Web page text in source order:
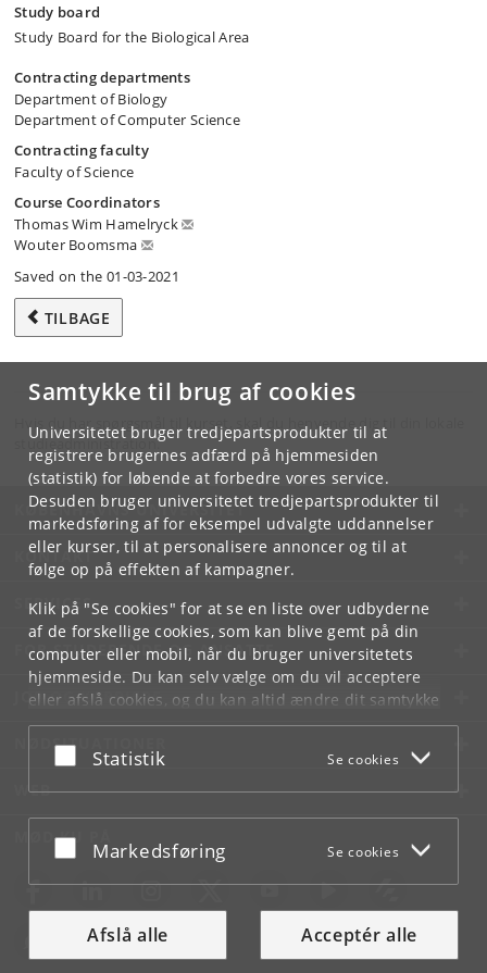
Samtykke til brug af cookies
Universitetet bruger tredjepartsprodukter til at
registrere brugernes adfærd på hjemmesiden
(statistik) for løbende at forbedre vores service.
Desuden bruger universitetet tredjepartsprodukter til
markedsføring af for eksempel udvalgte uddannelser
eller kurser, til at personalisere annoncer og til at
følge op på effekten af kampagner.
Klik på "Se cookies" for at se en liste over udbyderne
af de forskellige cookies, som kan blive gemt på din
computer eller mobil, når du bruger universitetets
hjemmeside. Du kan selv vælge om du vil acceptere
eller afslå cookies, og du kan altid ændre dit samtykke
underCookie- og privatlivspolitiksom du finder i
bunden af hver side.
Acceptér eller afslå
Statistik Se cookies
Acceptér eller afslå
Markedsføring Se cookies
Afslå alle Acceptér alle
Study board
Study Board for the Biological Area
Contracting departments
Department of Biology
Department of Computer Science
Contracting faculty
Faculty of Science
Course Coordinators
Thomas Wim Hamelryck
Wouter Boomsma
Saved on the 01-03-2021
TILBAGE
Hvis du har spørgsmål til kurset, skal du henvende dig til din lokale
studieadministration.
KØBENHAVNS UNIVERSITET
KONTAKT
SERVICES
FOR STUDERENDE OG ANSATTE
JOB OG KARRIERE
NØDSITUATIONER
WEB
MØD KU PÅ